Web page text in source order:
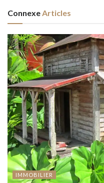
ConnexeArticles
IMMOBILIER